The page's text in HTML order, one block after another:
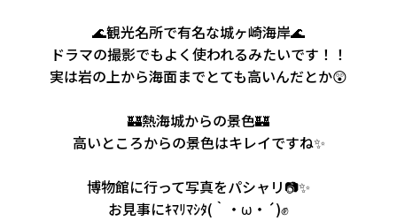
🌊観光名所で有名な城ヶ崎海岸🌊
ドラマの撮影でもよく使われるみたいです！！
実は岩の上から海面までとても高いんだとか😲
🏰熱海城からの景色🏰
高いところからの景色はキレイですね✨
博物館に行って写真をパシャリ📷✨
お見事にｷﾏﾘﾏｼﾀ(｀・ω・´)✊